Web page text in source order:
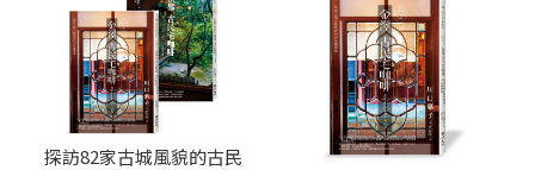
探訪82家古城風貌的古民